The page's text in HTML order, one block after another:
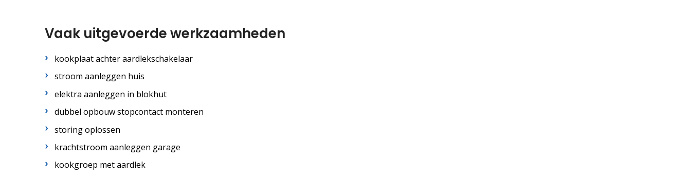
Vaak uitgevoerde werkzaamheden
kookplaat achter aardlekschakelaar
stroom aanleggen huis
elektra aanleggen in blokhut
dubbel opbouw stopcontact monteren
storing oplossen
krachtstroom aanleggen garage
kookgroep met aardlek